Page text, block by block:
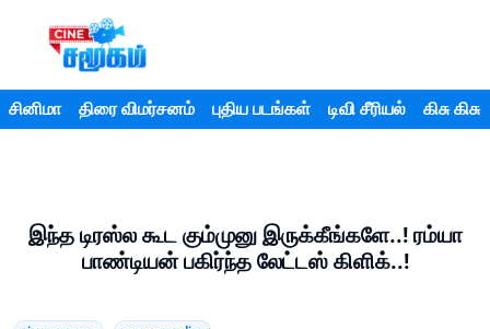
சினிமா திரை விமர்சனம் புதிய படங்கள் டிவி சீரியல் கிசு கிசு
இந்த டிரஸ்ல கூட கும்முனு இருக்கீங்களே..! ரம்யா
பாண்டியன் பகிர்ந்த லேட்டஸ் கிளிக்..!